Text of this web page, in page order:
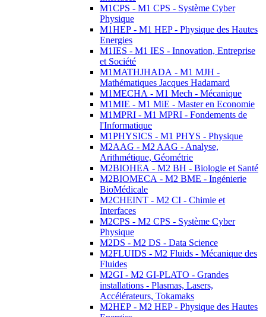
M1CPS - M1 CPS - Système Cyber
Physique
M1HEP - M1 HEP - Physique des Hautes
Energies
M1IES - M1 IES - Innovation, Entreprise
et Société
M1MATHJHADA - M1 MJH -
Mathématiques Jacques Hadamard
M1MECHA - M1 Mech - Mécanique
M1MIE - M1 MiE - Master en Economie
M1MPRI - M1 MPRI - Fondements de
l'Informatique
M1PHYSICS - M1 PHYS - Physique
M2AAG - M2 AAG - Analyse,
Arithmétique, Géométrie
M2BIOHEA - M2 BH - Biologie et Santé
M2BIOMECA - M2 BME - Ingénierie
BioMédicale
M2CHEINT - M2 CI - Chimie et
Interfaces
M2CPS - M2 CPS - Système Cyber
Physique
M2DS - M2 DS - Data Science
M2FLUIDS - M2 Fluids - Mécanique des
Fluides
M2GI - M2 GI-PLATO - Grandes
installations - Plasmas, Lasers,
Accélérateurs, Tokamaks
M2HEP - M2 HEP - Physique des Hautes